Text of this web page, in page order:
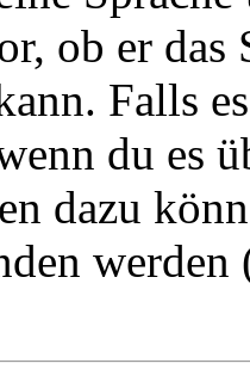
ob er das
Falls
du es
dazu